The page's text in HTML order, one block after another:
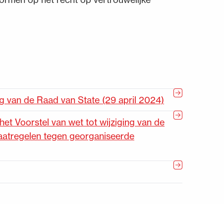
van de Raad van State (29 april 2024)
Voorstel van wet tot wijziging van de
tegen georganiseerde